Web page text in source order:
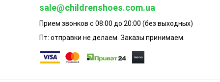
sale@childrenshoes.com.ua
Прием звонков с 08:00 до 20:00 (без выходных)
Пт: отправки не делаем. Заказы принимаем.